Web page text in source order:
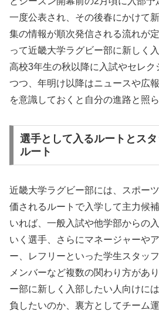
一度公表され、その後春にかけて
集の情報が順次発信される流れが
って近畿大学ラグビー部に新しく
高校3年生の秋以降に入試やセレク
つつ、年明け以降はニュースや広
を意識しておくと自分の進路と照
選手として入るルートとス
ルート
近畿大学ラグビー部には、スポー
価されるルートで入学して主力候
いれば、一般入試や他学部からの
いく選手、さらにマネージャーや
ー、レフリーといった学生スタッ
メンバーなど複数の関わり方があ
ー部に新しく入部したい人向けに
負したいのか、裏方としてチーム